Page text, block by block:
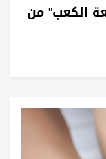
الكعب" من